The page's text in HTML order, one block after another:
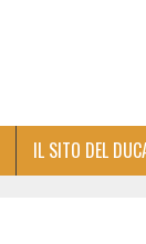
IL SITO DEL